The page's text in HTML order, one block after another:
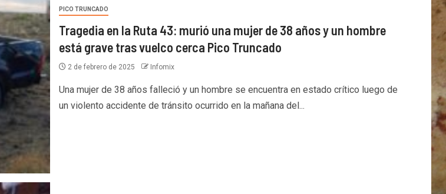
PICO TRUNCADO
Tragedia en la Ruta 43: murió una mujer de 38 años y un hombre
está grave tras vuelco cerca Pico Truncado
2 de febrero de 2025 Infomix
Una mujer de 38 años falleció y un hombre se encuentra en estado crítico luego de
un violento accidente de tránsito ocurrido en la mañana del...